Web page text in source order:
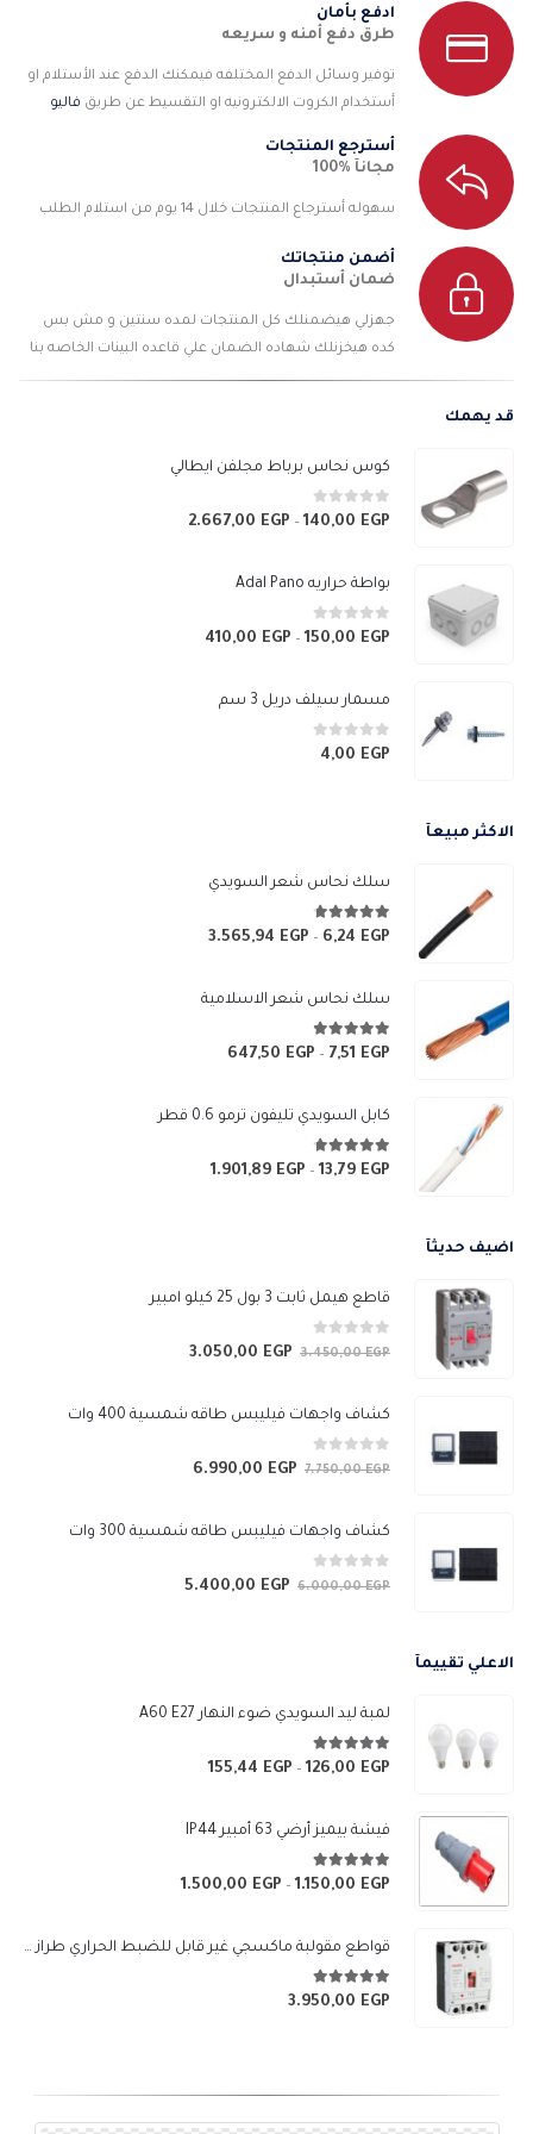
ادفع بأمان
طرق دفع أمنه و سريعه
توفير وسائل الدفع المختلفه فيمكنك الدفع عند الأستلام او
أستخدام الكروت الالكترونيه او التقسيط عن طريق فاليو
أسترجع المنتجات
مجانآ %100
سهوله أسترجاع المنتجات خلال 14 يوم من استلام الطلب
أضمن منتجاتك
ضمان أستبدال
جهزلي هيضمنلك كل المنتجات لمده سنتين و مش بس
كده هيخزنلك شهاده الضمان علي قاعده البينات الخاصه بنا
قد يهمك
كوس نحاس برباط مجلفن ايطالي
0من 5140,00 EGP
–
2.667,00 EGP
بواطة حراريه Adal Pano
0من 5150,00 EGP
–
410,00 EGP
مسمار سيلف دريل 3 سم
0من 54,00 EGP
الاكثر مبيعآ
سلك نحاس شعر السويدي
4.67 من 5
6,24 EGP
–
3.565,94 EGP
نطاق
منسلك نحاس شعر الاسلامية
4.83 من 5
7,51 EGP
–
647,50 EGP
من
خلال
كابل السويدي تليفون ترمو 0.6 قطر
4.67 من 5
13,79 EGP
–
1.901,89 EGP
اضيف حديثآ
قاطع هيمل ثابت 3 بول 25 كيلو امبير
0 من 53.450,00EGP
السعر
هو:
3.050,00 EGP
السعر
هو:
كشاف واجهات فيليبس طاقه شمسية 400 وات
0 من 57.750,00EGP
السعر
هو:
6.990,00 EGP
هو:
كشاف واجهات فيليبس طاقه شمسية 300 وات
0 من 56.000,00EGP
السعر5.400,00 EGP
السعر
الاعلي تقييمآ
لمبة ليد السويدي ضوء النهار A60 E27
5.00 من 5
126,00 EGP
–
155,44 EGP
من
خلال
فيشة بيميز أرضي 63 أمبير IP44
5.00 من 5
1.150,00 EGP
–
1.500,00 EGP
من
قواطع مقولبة ماكسجي غير قابل للضبط الحراري طراز (SGM3-250L)
5.00 من 5
3.950,00 EGP